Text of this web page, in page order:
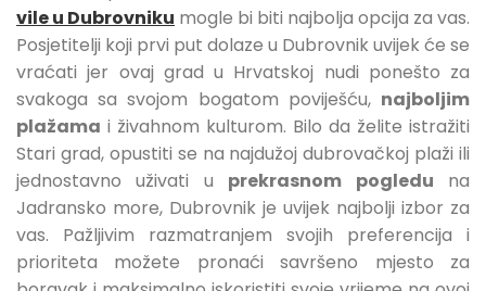
vile u Dubrovniku mogle bi biti najbolja opcija za vas.
Posjetitelji koji prvi put dolaze u Dubrovnik uvijek će se
vraćati jer ovaj grad u Hrvatskoj nudi ponešto za
svakoga sa svojom bogatom poviješću, najboljim
plažama i živahnom kulturom. Bilo da želite istražiti
Stari grad, opustiti se na najdužoj dubrovačkoj plaži ili
jednostavno uživati u prekrasnom pogledu na
Jadransko more, Dubrovnik je uvijek najbolji izbor za
vas. Pažljivim razmatranjem svojih preferencija i
prioriteta možete pronaći savršeno mjesto za